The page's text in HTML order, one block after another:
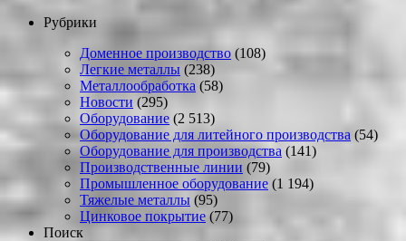
Рубрики
Доменное производство (108)
Легкие металлы (238)
Металлообработка (58)
Новости (295)
Оборудование (2 513)
Оборудование для литейного производства (54)
Оборудование для производства (141)
Производственные линии (79)
Промышленное оборудование (1 194)
Тяжелые металлы (95)
Цинковое покрытие (77)
Поиск